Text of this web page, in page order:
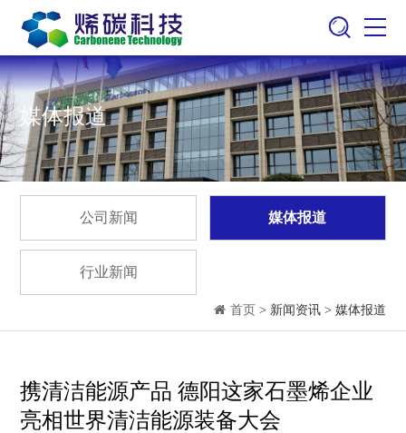
媒体报道
公司新闻 媒体报道
行业新闻
首页 > 新闻资讯 > 媒体报道
携清洁能源产品 德阳这家石墨烯企业
亮相世界清洁能源装备大会